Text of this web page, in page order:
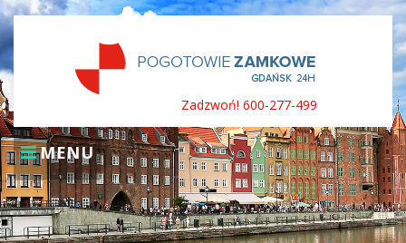
Skip
to
content
Zadzwoń! 600-277-499
MENU